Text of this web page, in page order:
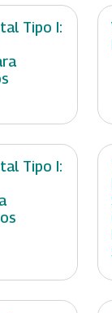
Tipo I:
Tipo I: